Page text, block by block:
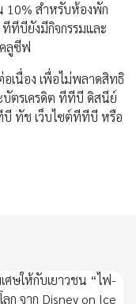
10% สำหรับห้องพัก
ทีทีบียังมีกิจกรรมและ
ลูซีฟ
เนื่อง เพื่อไม่พลาดสิทธิ
ตรเครดิต ทีทีบี ดิสนีย์
บี ทัช เว็บไซต์ทีทีบี หรือ